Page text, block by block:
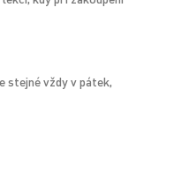
stejné vždy v pátek,